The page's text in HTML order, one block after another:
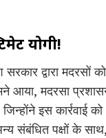
योगी!
द्वारा मदरसों
आया, मदरसा
इस कार्रवाई
संबंधित पक्षों के